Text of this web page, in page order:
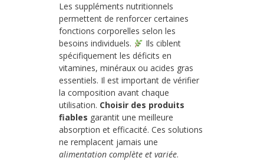
Les suppléments nutritionnels
permettent de renforcer certaines
fonctions corporelles selon les
besoins individuels.
Ils ciblent
spécifiquement les déficits en
vitamines, minéraux ou acides gras
essentiels. Il est important de vérifier
la composition avant chaque
utilisation. Choisir des produits
fiables garantit une meilleure
absorption et efficacité. Ces solutions
ne remplacent jamais une
alimentation complète et variée.